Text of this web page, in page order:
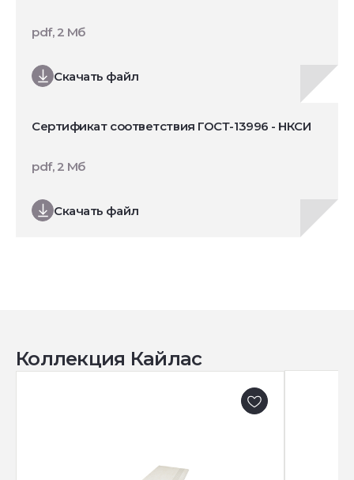
Скачать файл
pdf, 2 Мб
Сертификат соответствия ГОСТ-13996 - НКСИ
Скачать файл
pdf, 2 Мб
Коллекция Кайлас